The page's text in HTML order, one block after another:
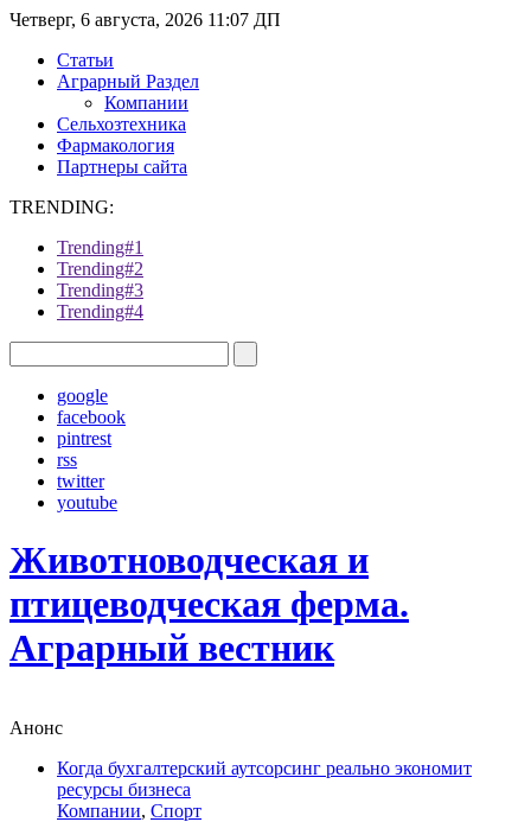
Четверг, 6 августа, 2026 11:07 ДП
Статьи
Аграрный Раздел
Компании
Сельхозтехника
Фармакология
Партнеры сайта
TRENDING:
Trending#1
Trending#2
Trending#3
Trending#4
google
facebook
pintrest
rss
twitter
youtube
Животноводческая и
птицеводческая ферма.
Аграрный вестник
Анонс
Когда бухгалтерский аутсорсинг реально экономит
ресурсы бизнеса
Компании, Спорт